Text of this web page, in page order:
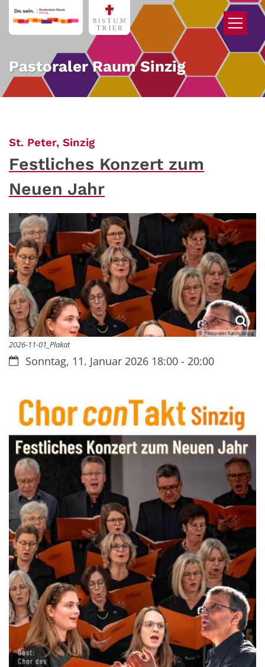
Zum Inhalt springen
Pastoraler Raum Sinzig
St. Peter, Sinzig:
Festliches Konzert zum
Neuen Jahr
© Pastoraler Raum Sinzig
2026-11-01_Plakat
Datum:Sonntag, 11. Januar 2026 18:00 - 20:00